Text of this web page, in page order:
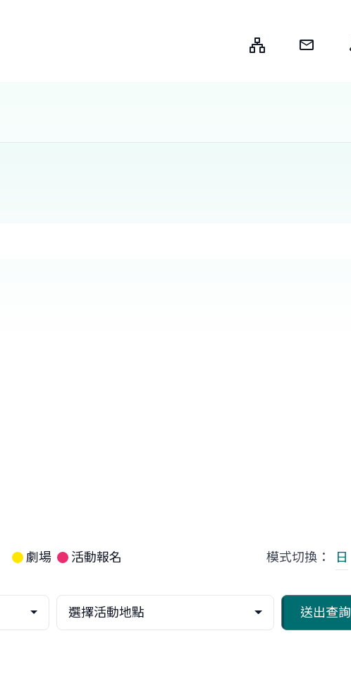
劇場 活動報名 模式切換： 日
選擇活動地點 送出查詢